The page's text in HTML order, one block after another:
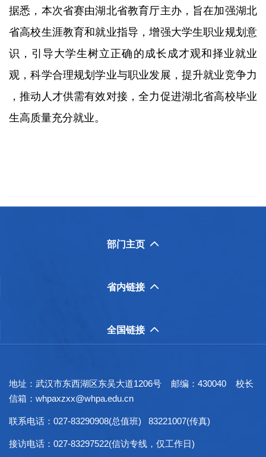
据悉，本次省赛由湖北省教育厅主办，旨在加强湖北
省高校生涯教育和就业指导，增强大学生职业规划意
识，引导大学生树立正确的成长成才观和择业就业
观，科学合理规划学业与职业发展，提升就业竞争力
，推动人才供需有效对接，全力促进湖北省高校毕业
生高质量充分就业。
部门主页 
省内链接 
全国链接 
地址：武汉市东西湖区东吴大道1206号 邮编：430040 校长
信箱：whpaxzxx@whpa.edu.cn
联系电话：027-83290908(总值班) 83221007(传真)
接访电话：027-83297522(信访专线，仅工作日)